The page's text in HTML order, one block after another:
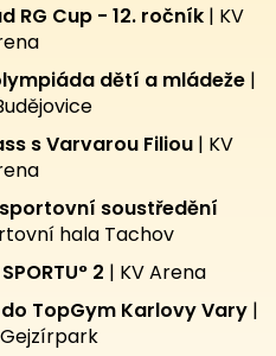
RG Cup - 12. ročník | KV
dětí a mládeže |
s Varvarou Filiou | KV
soustředění
hala Tachov
2 | KV Arena
TopGym Karlovy Vary |